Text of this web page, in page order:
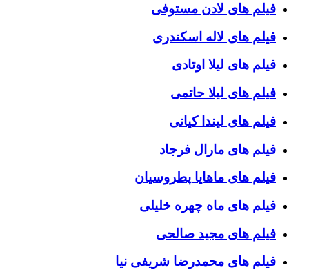
فیلم های لادن مستوفی
فیلم های لاله اسکندری
فیلم های لیلا اوتادی
فیلم های لیلا حاتمی
فیلم های لیندا کیانی
فیلم های مارال فرجاد
فیلم های ماهایا پطروسیان
فیلم های ماه چهره خلیلی
فیلم های مجید صالحی
فیلم های محمدرضا شریفی نیا